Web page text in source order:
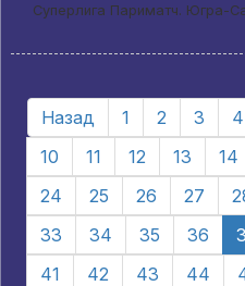
Суперлига Париматч. Югра-
Назад 1 2 3 4
10
11 12 13 14
24
25 26 27
33
34 35 36
41
42 43 44